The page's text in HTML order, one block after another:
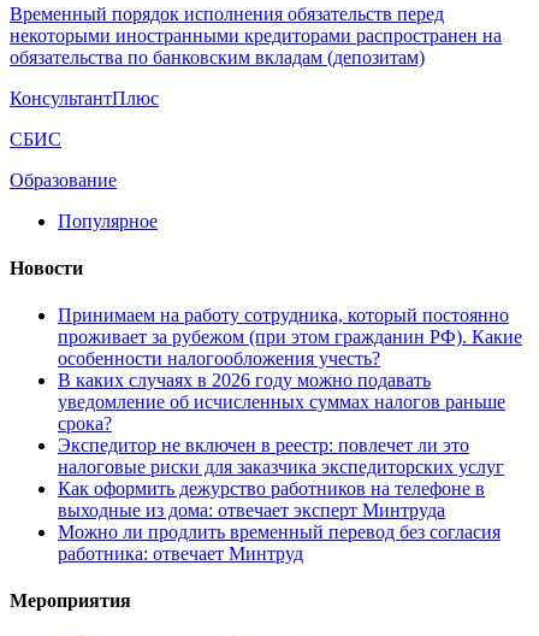
Временный порядок исполнения обязательств перед
некоторыми иностранными кредиторами распространен на
обязательства по банковским вкладам (депозитам)
КонсультантПлюс
СБИС
Образование
Популярное
Новости
Принимаем на работу сотрудника, который постоянно
проживает за рубежом (при этом гражданин РФ). Какие
особенности налогообложения учесть?
В каких случаях в 2026 году можно подавать
уведомление об исчисленных суммах налогов раньше
срока?
Экспедитор не включен в реестр: повлечет ли это
налоговые риски для заказчика экспедиторских услуг
Как оформить дежурство работников на телефоне в
выходные из дома: отвечает эксперт Минтруда
Можно ли продлить временный перевод без согласия
работника: отвечает Минтруд
Мероприятия